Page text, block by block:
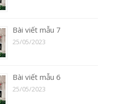
Bài viết mẫu 7
25/05/2023
Bài viết mẫu 6
25/05/2023